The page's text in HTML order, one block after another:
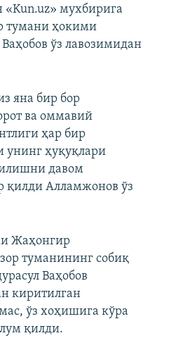
«Kun.uz» мухбирига
тумани ҳокими
ўз лавозимидан
яна бир бор
ва оммавий
ҳар бир
унинг ҳуқуқлари
давом
қилди Алламжонов ўз
Жаҳонгир
туманининг собиқ
Ваҳобов
киритилган
ўз хоҳишига кўра
қилди.